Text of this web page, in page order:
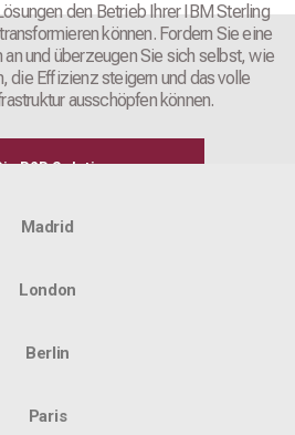
den Betrieb Ihrer IBM Sterling
können. Fordern Sie eine
und überzeugen Sie sich selbst, wie
die Effizienz steigern und das volle
ausschöpfen können.
B2B Solutions
Madrid
London
Berlin
Paris